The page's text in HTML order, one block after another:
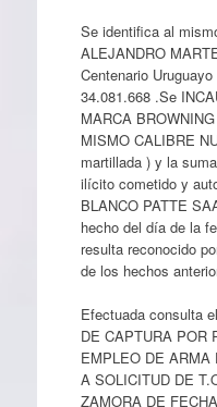
Se identifica al
ALEJANDRO
Centenario
34.081.668 .Se
MARCA
MISMO CALIBRE
martillada ) y la
ilícito cometido y
BLANCO PATTE
hecho del día de la
resulta reconocido
de los hechos
Efectuada consulta
DE CAPTURA POR
EMPLEO DE ARMA
A SOLICITUD DE
ZAMORA DE